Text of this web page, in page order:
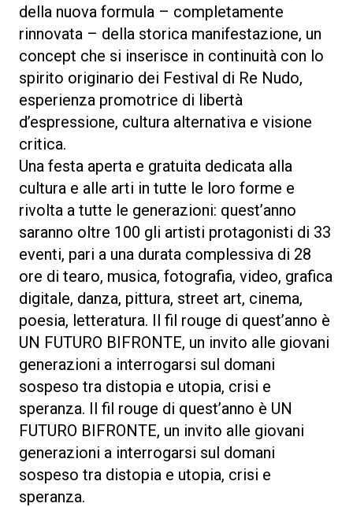
della nuova formula – completamente
rinnovata – della storica manifestazione, un
concept che si inserisce in continuità con lo
spirito originario dei Festival di Re Nudo,
esperienza promotrice di libertà
d’espressione, cultura alternativa e visione
critica.
Una festa aperta e gratuita dedicata alla
cultura e alle arti in tutte le loro forme e
rivolta a tutte le generazioni: quest’anno
saranno oltre 100 gli artisti protagonisti di 33
eventi, pari a una durata complessiva di 28
ore di tearo, musica, fotografia, video, grafica
digitale, danza, pittura, street art, cinema,
poesia, letteratura. Il fil rouge di quest’anno è
UN FUTURO BIFRONTE, un invito alle giovani
generazioni a interrogarsi sul domani
sospeso tra distopia e utopia, crisi e
speranza. Il fil rouge di quest’anno è UN
FUTURO BIFRONTE, un invito alle giovani
generazioni a interrogarsi sul domani
sospeso tra distopia e utopia, crisi e
speranza.